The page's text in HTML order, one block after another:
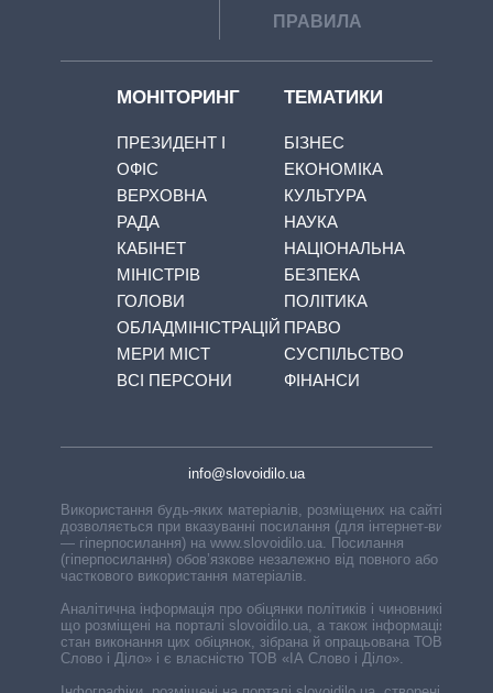
ПРАВИЛА
МОНІТОРИНГ
ПРЕЗИДЕНТ І
ОФІС
ВЕРХОВНА
РАДА
КАБІНЕТ
МІНІСТРІВ
ГОЛОВИ
ОБЛАДМІНІСТРАЦІЙ
МЕРИ МІСТ
ВСІ ПЕРСОНИ
ТЕМАТИКИ
БІЗНЕС
ЕКОНОМІКА
КУЛЬТУРА
НАУКА
НАЦІОНАЛЬНА
БЕЗПЕКА
ПОЛІТИКА
ПРАВО
СУСПІЛЬСТВО
ФІНАНСИ
info@slovoidilo.ua
Використання будь-яких матеріалів, розміщених на сайті,
дозволяється при вказуванні посилання (для інтернет-видань
— гіперпосилання) на www.slovoidilo.ua. Посилання
(гіперпосилання) обов’язкове незалежно від повного або
часткового використання матеріалів.
Аналітична інформація про обіцянки політиків і чиновників,
що розміщені на порталі slovoidilo.ua, а також інформація про
стан виконання цих обіцянок, зібрана й опрацьована ТОВ «ІА
Слово і Діло» і є власністю ТОВ «ІА Слово і Діло».